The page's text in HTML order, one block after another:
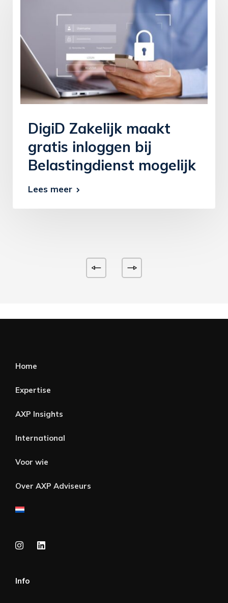
DigiD Zakelijk maakt
gratis inloggen bij
Belastingdienst mogelijk
Lees meer
Home
Expertise
AXP Insights
International
Voor wie
Over AXP Adviseurs
Info